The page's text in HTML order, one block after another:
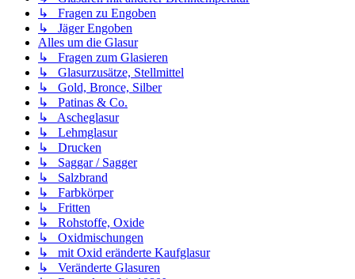
↳ Fragen zu Engoben
↳ Jäger Engoben
Alles um die Glasur
↳ Fragen zum Glasieren
↳ Glasurzusätze, Stellmittel
↳ Gold, Bronce, Silber
↳ Patinas & Co.
↳ Ascheglasur
↳ Lehmglasur
↳ Drucken
↳ Saggar / Sagger
↳ Salzbrand
↳ Farbkörper
↳ Fritten
↳ Rohstoffe, Oxide
↳ Oxidmischungen
↳ mit Oxid eränderte Kaufglasur
↳ Veränderte Glasuren